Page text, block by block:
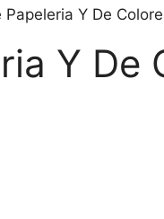
Papeleria Y De
Y De